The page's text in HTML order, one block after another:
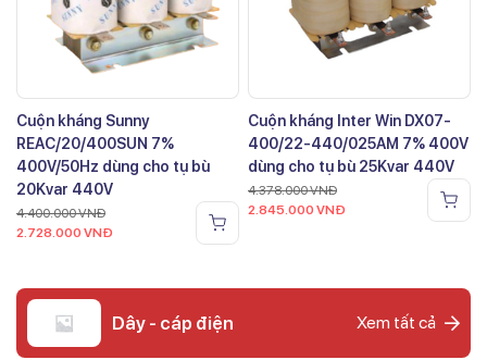
Cuộn kháng Sunny
REAC/20/400SUN 7%
400V/50Hz dùng cho tụ bù
20Kvar 440V
4.400.000VNĐ
2.728.000 VNĐ
Cuộn kháng Inter Win DX07-
400/22-440/025AM 7% 400V
dùng cho tụ bù 25Kvar 440V
4.378.000VNĐ
2.845.000 VNĐ
Dây - cáp điện Xem tất cả